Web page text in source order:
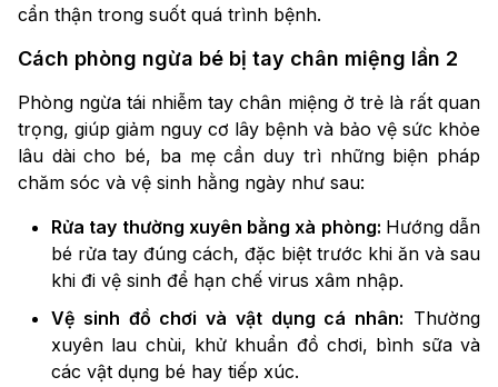
cẩn thận trong suốt quá trình bệnh.
Cách phòng ngừa bé bị tay chân miệng lần 2
Phòng ngừa tái nhiễm tay chân miệng ở trẻ là rất quan
trọng, giúp giảm nguy cơ lây bệnh và bảo vệ sức khỏe
lâu dài cho bé, ba mẹ cần duy trì những biện pháp
chăm sóc và vệ sinh hằng ngày như sau:
Rửa tay thường xuyên bằng xà phòng: Hướng dẫn
bé rửa tay đúng cách, đặc biệt trước khi ăn và sau
khi đi vệ sinh để hạn chế virus xâm nhập.
Vệ sinh đồ chơi và vật dụng cá nhân: Thường
xuyên lau chùi, khử khuẩn đồ chơi, bình sữa và
các vật dụng bé hay tiếp xúc.